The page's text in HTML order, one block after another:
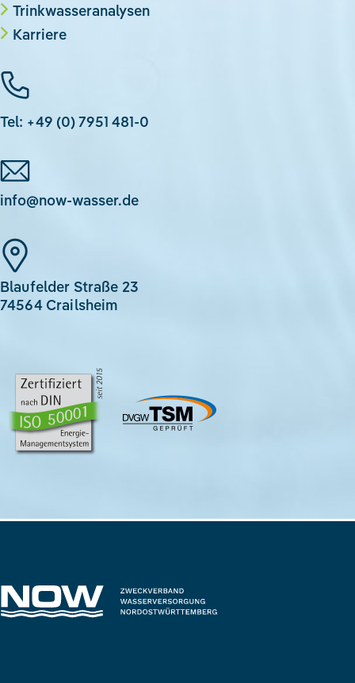
Trinkwasseranalysen
Karriere
Tel: +49 (0) 7951 481-0
info@now-wasser.de
Blaufelder Straße 23
74564 Crailsheim